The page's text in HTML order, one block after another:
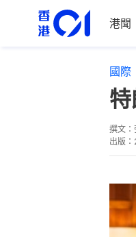
港聞
國際
撰文：
出版：